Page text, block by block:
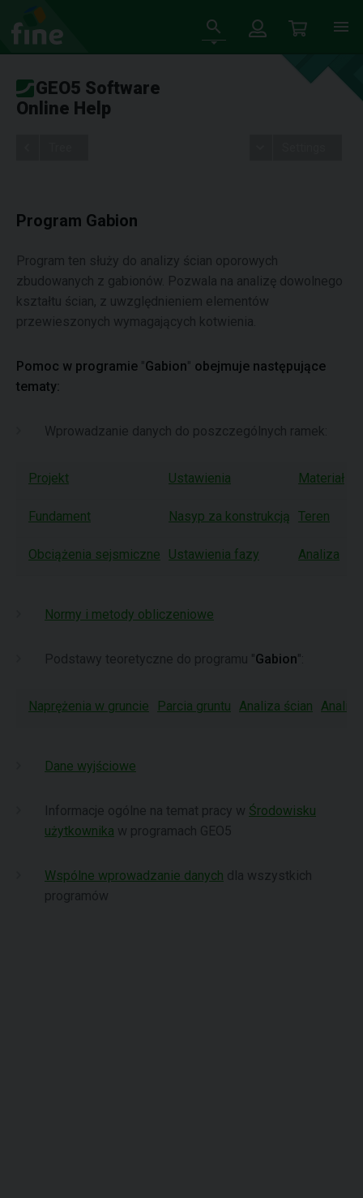
GEO5 Software
Online Help
Program Gabion
Program ten służy do analizy ścian oporowych
zbudowanych z gabionów. Pozwala na analizę dowolnego
kształtu ścian, z uwzględnieniem elementów
przewieszonych wymagających kotwienia.
Pomoc w programie "Gabion" obejmuje następujące
tematy:
Wprowadzanie danych do poszczególnych ramek:
Projekt Ustawienia Materiał
Fundament Nasyp za konstrukcją Teren
Obciążenia sejsmiczne Ustawienia fazy Analiza
Normy i metody obliczeniowe
Podstawy teoretyczne do programu "Gabion":
Naprężenia w gruncie Parcia gruntu Analiza ścian
Dane wyjściowe
Informacje ogólne na temat pracy w Środowisku
użytkownika w programach GEO5
Wspólne wprowadzanie danych dla wszystkich
programów